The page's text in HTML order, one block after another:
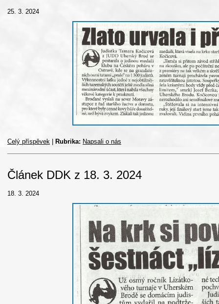
25. 3. 2024
Celý příspěvek Rubrika: Napsali o nás
Článek DDK z 18. 3. 2024
18. 3. 2024